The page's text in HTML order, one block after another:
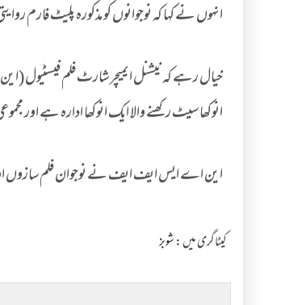
انہوں نے کہا کہ نوجوانوں کو مذکورہ پلیٹ
خیال رہے کہ نیشنل ایمیچر شارٹ فلم فیسٹیول
انوکھا سیٹ رکھنے والا ایک انوکھا ادارہ ہے اور
این اے ایس ایف ایف نے نوجوان فلم سازوں
کیٹاگری میں :شوبز